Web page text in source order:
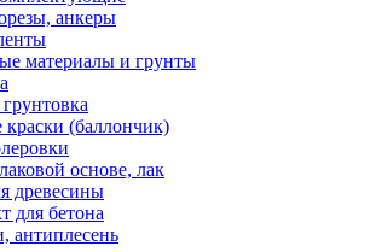
анкеры
материалы и грунты
(баллончик)
основе, лак
древесины
для бетона
антиплесень